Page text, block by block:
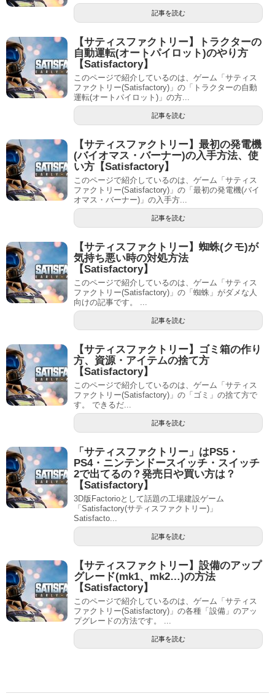
記事を読む
【サティスファクトリー】トラクターの
自動運転(オートパイロット)のやり方
【Satisfactory】
このページで紹介しているのは、ゲーム「サティス
ファクトリー(Satisfactory)」の「トラクターの自動
運転(オートパイロット)」の方...
記事を読む
【サティスファクトリー】最初の発電機
(バイオマス・バーナー)の入手方法、使
い方【Satisfactory】
このページで紹介しているのは、ゲーム「サティス
ファクトリー(Satisfactory)」の「最初の発電機(バイ
オマス・バーナー)」の入手方...
記事を読む
【サティスファクトリー】蜘蛛(クモ)が
気持ち悪い時の対処方法
【Satisfactory】
このページで紹介しているのは、ゲーム「サティス
ファクトリー(Satisfactory)」の「蜘蛛」がダメな人
向けの記事です。 ...
記事を読む
【サティスファクトリー】ゴミ箱の作り
方、資源・アイテムの捨て方
【Satisfactory】
このページで紹介しているのは、ゲーム「サティス
ファクトリー(Satisfactory)」の「ゴミ」の捨て方で
す。 できるだ...
記事を読む
「サティスファクトリー」はPS5・
PS4・ニンテンドースイッチ・スイッチ
2で出てるの？発売日や買い方は？
【Satisfactory】
3D版Factorioとして話題の工場建設ゲーム
「Satisfactory(サティスファクトリー)」
Satisfacto...
記事を読む
【サティスファクトリー】設備のアップ
グレード(mk1、mk2…)の方法
【Satisfactory】
このページで紹介しているのは、ゲーム「サティス
ファクトリー(Satisfactory)」の各種「設備」のアッ
プグレードの方法です。 ...
記事を読む